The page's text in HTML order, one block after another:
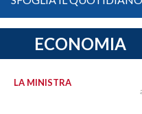
CRONACA SARDEGNA
PROVINCIA DI CAGLIARI
ECONOMIA
LA MINISTRA